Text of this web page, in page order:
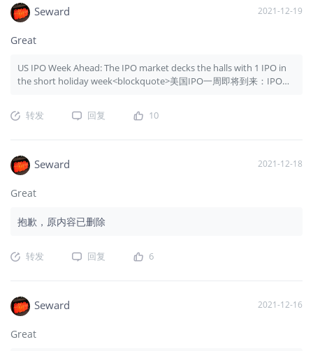
Seward 2021-12-19
Great
US IPO Week Ahead: The IPO market decks the halls with 1 IPO in
the short holiday week<blockquote>美国IPO一周即将到来：IPO市
转发
回复 10
Seward 2021-12-18
Great
抱歉，原内容已删除
转发 回复 6
Seward 2021-12-16
Great